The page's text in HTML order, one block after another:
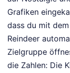
Grafiken
dass du mit
Reindeer
Zielgruppe
die Zahlen: Die